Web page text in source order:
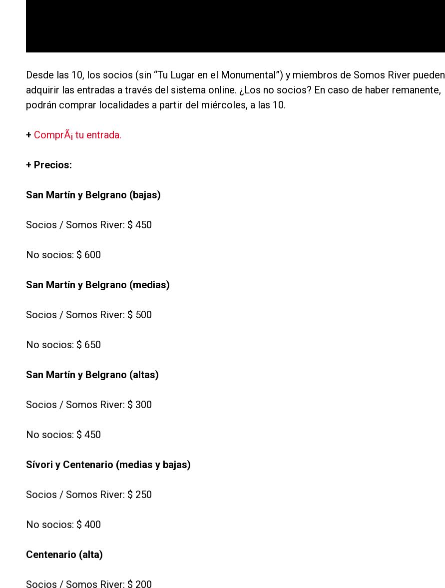
Desde las 10, los socios (sin “Tu Lugar en el Monumental”) y miembros de Somos River pueden
adquirir las entradas a través del sistema online. ¿Los no socios? En caso de haber remanente,
podrán comprar localidades a partir del miércoles, a las 10.
+ ComprÃ¡ tu entrada.
+ Precios:
San Martín y Belgrano (bajas)
Socios / Somos River: $ 450
No socios: $ 600
San Martín y Belgrano (medias)
Socios / Somos River: $ 500
No socios: $ 650
San Martín y Belgrano (altas)
Socios / Somos River: $ 300
No socios: $ 450
Sívori y Centenario (medias y bajas)
Socios / Somos River: $ 250
No socios: $ 400
Centenario (alta)
Socios / Somos River: $ 200